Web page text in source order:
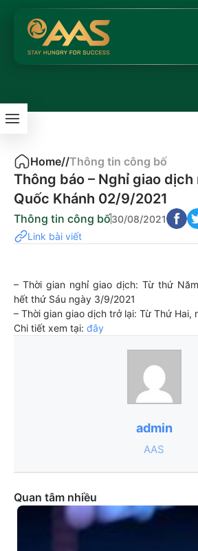
Home//Thông tin công bố
Thông báo – Nghỉ giao dịch
Quốc Khánh 02/9/2021
Thông tin công bố30/08/2021
Link bài viết
– Thời gian nghỉ giao dịch: Từ thứ
hết thứ Sáu ngày 3/9/2021
– Thời gian giao dịch trở lại: Từ Thứ Hai,
Chi tiết xem tại: đây
admin
AAS
Quan tâm nhiều